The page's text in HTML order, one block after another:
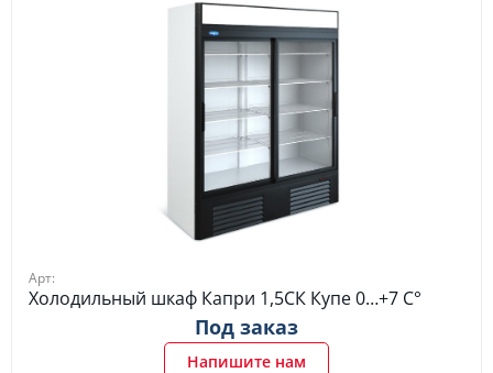
Арт:
Холодильный шкаф Капри 1,5СК Купе 0…+7 C°
Под заказ
Напишите нам